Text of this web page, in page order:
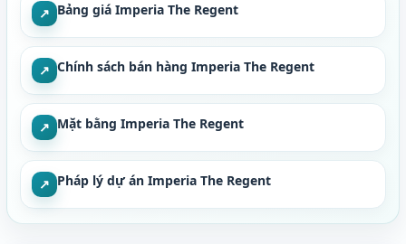
↗ Bảng giá Imperia The Regent
↗ Chính sách bán hàng Imperia The Regent
↗ Mặt bằng Imperia The Regent
↗ Pháp lý dự án Imperia The Regent